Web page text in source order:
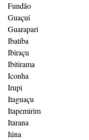
Fundão
Guaçuí
Guarapari
Ibatiba
Ibiraçu
Ibitirama
Iconha
Irupi
Itaguaçu
Itapemirim
Itarana
Iúna